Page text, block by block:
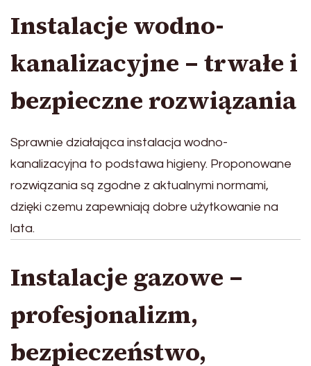
Instalacje wodno-
kanalizacyjne – trwałe i
bezpieczne rozwiązania
Sprawnie działająca instalacja wodno-
kanalizacyjna to podstawa higieny. Proponowane
rozwiązania są zgodne z aktualnymi normami,
dzięki czemu zapewniają dobre użytkowanie na
lata.
Instalacje gazowe –
profesjonalizm,
bezpieczeństwo,